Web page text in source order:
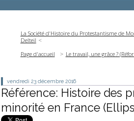
La Société d'Histoire du Protestantisme de
Delteil
Page d'accueil
Le travail, une grâce ?
vendredi 23 décembre 2016
Référence: Histoire des
minorité en France